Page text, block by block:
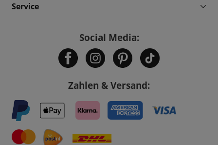
Service
Social Media:
Zahlen & Versand: